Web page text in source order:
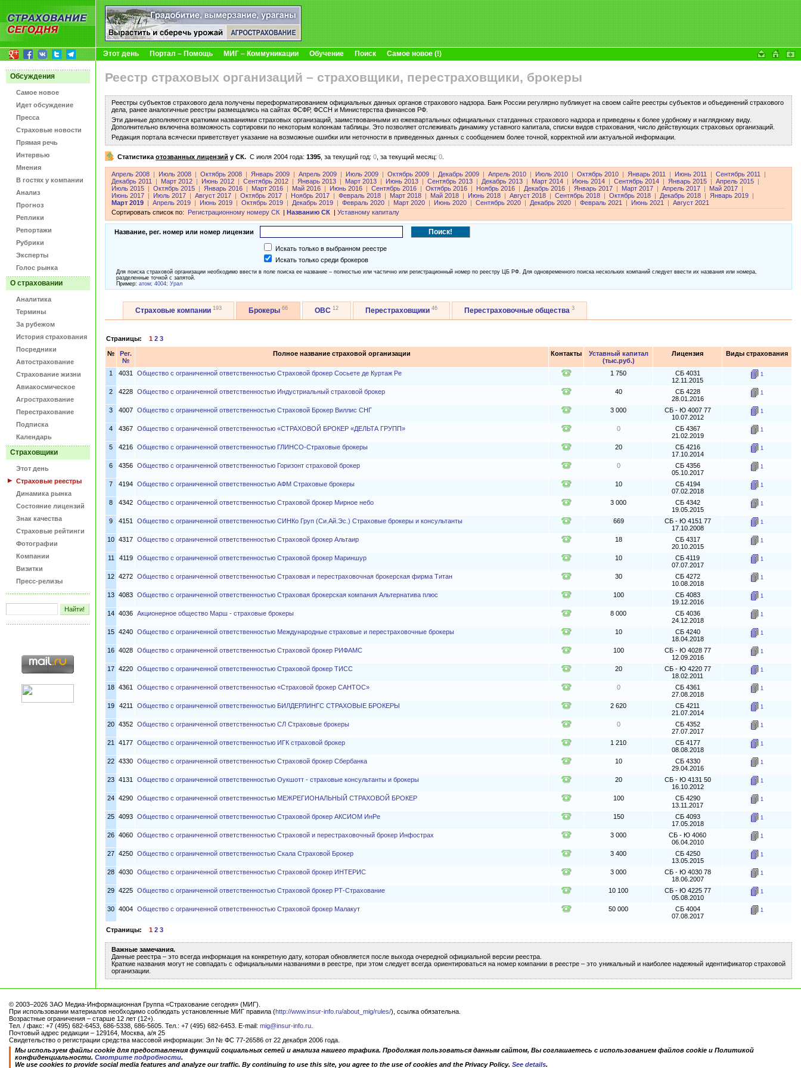
Этот день Портал – Помощь МИГ – Коммуникации Обучение Поиск Самое новое (!)
Обсуждения
Самое новое
Идет обсуждение
Пресса
Страховые новости
Прямая речь
Интервью
Мнения
В гостях у компании
Анализ
Прогноз
Реплики
Репортажи
Рубрики
Эксперты
Голос рынка
О страховании
Аналитика
Термины
За рубежом
История страхования
Посредники
Автострахование
Страхование жизни
Авиакосмическое
Агрострахование
Перестрахование
Подписка
Календарь
Страховщики
Этот день
Страховые реестры
Динамика рынка
Состояние лицензий
Знак качества
Страховые рейтинги
Фотографии
Компании
Визитки
Пресс-релизы
Реестр страховых организаций – страховщики, перестраховщики, брокеры
Реестры субъектов страхового дела получены переформатированием официальных данных органов страхового надзора. Банк России регулярно публикует на своем сайте реестры субъектов и объединений страхового
дела, ранее аналогичные реестры размещались на сайтах ФСФР, ФССН и Министерства финансов РФ.
Эти данные дополняются краткими названиями страховых организаций, заимствованными из ежеквартальных официальных статданных страхового надзора и приведены к более удобному и наглядному виду.
Дополнительно включена возможность сортировки по некоторым колонкам таблицы. Это позволяет отслеживать динамику уставного капитала, списки видов страхования, число действующих страховых организаций.
Редакция портала всячески приветствует указание на возможные ошибки или неточности в приведенных данных с сообщением более точной, корректной или актуальной информации.
Статистика отозванных лицензий у СК. C июля 2004 года: 1395 за текущий год: 0 за текущий месяц: 0
Апрель 2008 Июль 2008 Октябрь 2008 Январь 2009 Апрель 2009 Июль 2009 Октябрь 2009 Декабрь 2009 Апрель 2010 Июль 2010 Октябрь 2010 Январь 2011 Июнь 2011 Сентябрь 2011
Декабрь 2011
Март 2012 Июнь 2012 Сентябрь 2012 Январь 2013 Март 2013 Июнь 2013 Сентябрь 2013 Декабрь 2013 Март 2014 Июнь 2014 Сентябрь 2014 Январь 2015 Апрель 2015
Июль 2015
Октябрь 2015 Январь 2016 Март 2016 Май 2016 Июнь 2016 Сентябрь 2016 Октябрь 2016 Ноябрь 2016 Декабрь 2016 Январь 2017 Март 2017 Апрель 2017 Май 2017
Июнь 2017
Июль 2017 Август 2017 Октябрь 2017 Ноябрь 2017 Февраль 2018 Март 2018 Май 2018 Июнь 2018 Август 2018 Сентябрь 2018 Октябрь 2018 Декабрь 2018 Январь 2019
Март 2019
Апрель 2019 Июнь 2019 Октябрь 2019 Декабрь 2019 Февраль 2020 Март 2020 Июнь 2020 Сентябрь 2020 Декабрь 2020 Февраль 2021 Июнь 2021
Август 2021
Сортировать список по:
Регистрационному номеру СК Названию СК Уставному капиталу
Название, рег. номер или номер лицензии
Искать только в выбранном реестре
Искать только среди брокеров
Для поиска страховой организации необходимо ввести в поле поиска ее название – полностью или частично или регистрационный номер по реестру ЦБ РФ. Для одновременного поиска нескольких компаний следует ввести их названия или номера,
разделенные точкой с запятой.
Пример: атом; 4004; Урал
Страховые компании 193 Брокеры 66 ОВС 12 Перестраховщики 46 Перестраховочные общества 3
Страницы: 1 2 3
№
Рег.
№
Полное название страховой организации Контакты
Уставный капитал
(тыс.руб.)
Лицензия Виды страхования
1 4031 Общество с ограниченной ответственностью Страховой брокер Сосьете де Куртаж Ре 1 750
СБ 4031
12.11.2015
1
2 4228 Общество с ограниченной ответственностью Индустриальный страховой брокер 40
СБ 4228
28.01.2016
1
3 4007 Общество с ограниченной ответственностью Страховой Брокер Виллис СНГ 3 000
СБ - Ю 4007 77
10.07.2012
1
4 4367 Общество с ограниченной ответственностью «СТРАХОВОЙ БРОКЕР «ДЕЛЬТА ГРУПП» 0
СБ 4367
21.02.2019
1
5 4216 Общество с ограниченной ответственностью ГЛИНСО-Страховые брокеры 20
СБ 4216
17.10.2014
1
6 4356 Общество с ограниченной ответственностью Горизонт страховой брокер 0
СБ 4356
05.10.2017
1
7 4194 Общество с ограниченной ответственностью АФМ Страховые брокеры 10
СБ 4194
07.02.2018
1
8 4342 Общество с ограниченной ответственностью Страховой брокер Мирное небо 3 000
СБ 4342
19.05.2015
1
9 4151 Общество с ограниченной ответственностью СИНКо Груп (Си.Ай.Эс.) Страховые брокеры и консультанты 669
СБ - Ю 4151 77
17.10.2008
1
10 4317 Общество с ограниченной ответственностью Страховой брокер Альтаир 18
СБ 4317
20.10.2015
1
11 4119 Общество с ограниченной ответственностью Страховой брокер Мариншур 10
СБ 4119
07.07.2017
1
12 4272 Общество с ограниченной ответственностью Страховая и перестраховочная брокерская фирма Титан 30
СБ 4272
10.08.2018
1
13 4083 Общество с ограниченной ответственностью Страховая брокерская компания Альтернатива плюс 100
СБ 4083
19.12.2016
1
14 4036 Акционерное общество Марш - страховые брокеры 8 000
СБ 4036
24.12.2018
1
15 4240 Общество с ограниченной ответственностью Международные страховые и перестраховочные брокеры 10
СБ 4240
18.04.2018
1
16 4028 Общество с ограниченной ответственностью Страховой брокер РИФАМС 100
СБ - Ю 4028 77
12.09.2016
1
17 4220 Общество с ограниченной ответственностью Страховой брокер ТИСС 20
СБ - Ю 4220 77
18.02.2011
1
18 4361 Общество с ограниченной ответственностью «Страховой брокер САНТОС» 0
СБ 4361
27.08.2018
1
19 4211 Общество с ограниченной ответственностью БИЛДЕРЛИНГС СТРАХОВЫЕ БРОКЕРЫ 2 620
СБ 4211
21.07.2014
1
20 4352 Общество с ограниченной ответственностью СЛ Страховые брокеры 0
СБ 4352
27.07.2017
1
21 4177 Общество с ограниченной ответственностью ИГК страховой брокер 1 210
СБ 4177
08.08.2018
1
22 4330 Общество с ограниченной ответственностью Страховой брокер Сбербанка 10
СБ 4330
29.04.2016
1
23 4131 Общество с ограниченной ответственностью Оукшотт - страховые консультанты и брокеры 20
СБ - Ю 4131 50
16.10.2012
1
24 4290 Общество с ограниченной ответственностью МЕЖРЕГИОНАЛЬНЫЙ СТРАХОВОЙ БРОКЕР 100
СБ 4290
13.11.2017
1
25 4093 Общество с ограниченной ответственностью Страховой брокер АКСИОМ ИнРе 150
СБ 4093
17.05.2018
1
26 4060 Общество с ограниченной ответственностью Страховой и перестраховочный брокер Инфострах 3 000
СБ - Ю 4060
06.04.2010
1
27 4250 Общество с ограниченной ответственностью Скала Страховой Брокер 3 400
СБ 4250
13.05.2015
1
28 4030 Общество с ограниченной ответственностью Страховой брокер ИНТЕРИС 3 000
СБ - Ю 4030 78
18.06.2007
1
29 4225 Общество с ограниченной ответственностью Страховой брокер РТ-Страхование 10 100
СБ - Ю 4225 77
05.08.2010
1
30 4004 Общество с ограниченной ответственностью Страховой брокер Малакут 50 000
СБ 4004
07.08.2017
1
Страницы: 1 2 3
Важные замечания.
Данные реестра – это всегда информация на конкретную дату, которая обновляется после выхода очередной официальной версии реестра.
Краткие названия могут не совпадать с официальными названиями в реестре, при этом следует всегда ориентироваться на номер компании в реестре – это уникальный и наиболее надежный идентификатор страховой
организации.
© 2003–2026 ЗАО Медиа-Информационная Группа «Страхование сегодня» (МИГ).
При использовании материалов необходимо соблюдать установленные МИГ правила (http://www.insur-info.ru/about_mig/rules/), ссылка обязательна.
Возрастные ограничения – старше 12 лет (12+).
Тел. / факс: +7 (495) 682-6453, 686-5338, 686-5605. Тел.: +7 (495) 682-6453. E-mail: mig@insur-info.ru
Почтовый адрес редакции – 129164, Москва, а/я 25
Свидетельство о регистрации средства массовой информации: Эл № ФС 77-26586 от 22 декабря 2006 года.
Мы используем файлы cookie для предоставления функций социальных сетей и анализа нашего трафика. Продолжая пользоваться данным сайтом, Вы соглашаетесь с использованием файлов cookie и Политикой
конфиденциальности. Смотрите подробности.
We use cookies to provide social media features and analyze our traffic. By continuing to use this site, you agree to the use of cookies and the Privacy Policy. See details.